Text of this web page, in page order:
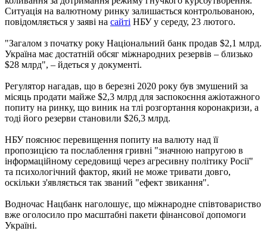
Ситуація на валютному ринку залишається контрольованою,
повідомляється у заяві на сайті НБУ у середу, 23 лютого.
"Загалом з початку року Національний банк продав $2,1 млрд.
Україна має достатній обсяг міжнародних резервів – близько
$28 млрд", – йдеться у документі.
Регулятор нагадав, що в березні 2020 року був змушений за
місяць продати майже $2,3 млрд для заспокоєння ажіотажного
попиту на ринку, що виник на тлі розгортання коронакризи, а
тоді його резерви становили $26,3 млрд.
НБУ пояснює перевищення попиту на валюту над її
пропозицією та послаблення гривні "значною напругою в
інформаційному середовищі через агресивну політику Росії"
та психологічний фактор, який не може тривати довго,
оскільки з'являється так званий "ефект звикання".
Водночас Нацбанк наголошує, що міжнародне співтовариство
вже оголосило про масштабні пакети фінансової допомоги
Україні.